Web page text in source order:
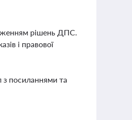
рішень ДПС.
і правової
посиланнями та